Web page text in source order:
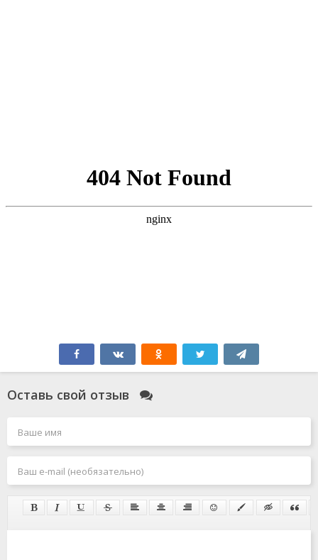
Оставь свой отзыв